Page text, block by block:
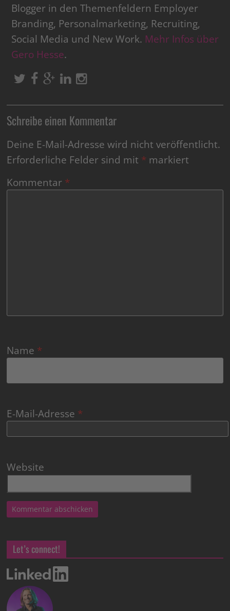
Blogger in den Themenfeldern Employer
Branding, Personalmarketing, Recruiting,
Social Media und New Work. Mehr Infos über
Gero Hesse.
Schreibe einen Kommentar
Deine E-Mail-Adresse wird nicht veröffentlicht.
Erforderliche Felder sind mit * markiert
Kommentar *
Name *
E-Mail-Adresse *
Website
Let’s connect!